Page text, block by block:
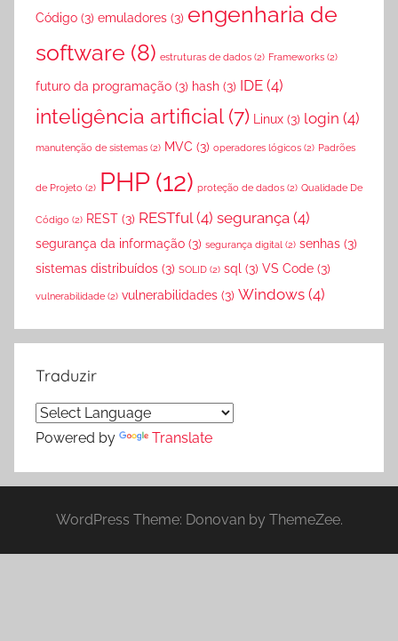
Código (3) emuladores (3) engenharia de
software (8) estruturas de dados (2) Frameworks (2)
futuro da programação (3) hash (3) IDE (4)
inteligência artificial(7) Linux (3) login (4)
manutenção de sistemas (2) MVC (3) operadores lógicos (2) Padrões
de Projeto (2) PHP(12) proteção de dados (2) Qualidade De
Código (2) REST (3) RESTful (4) segurança (4)
segurança da informação (3) segurança digital (2) senhas (3)
sistemas distribuídos (3) SOLID (2) sql (3) VS Code (3)
vulnerabilidade (2) vulnerabilidades (3) Windows (4)
Traduzir
Powered by Translate
WordPress Theme: Donovan by ThemeZee.